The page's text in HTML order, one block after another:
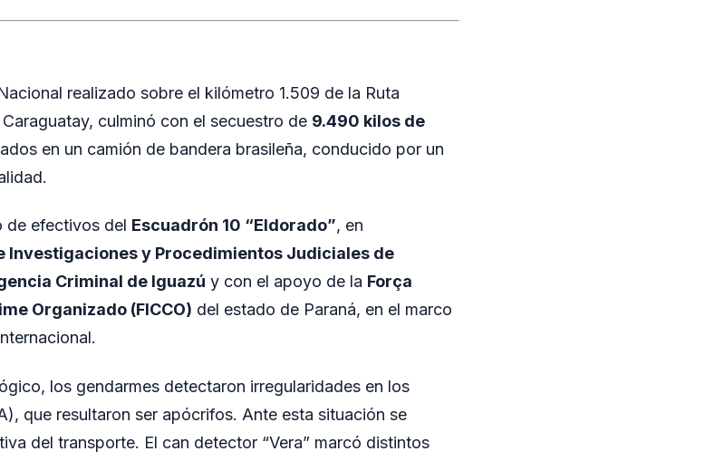
realizado sobre el kilómetro 1.509 de la Ruta
culminó con el secuestro de 9.490 kilos de
en un camión de bandera brasileña, conducido por un
de efectivos del Escuadrón 10 “Eldorado”, en
Investigaciones y Procedimientos Judiciales de
Criminal de Iguazú y con el apoyo de la Força
Organizado (FICCO) del estado de Paraná, en el marco
los gendarmes detectaron irregularidades en los
que resultaron ser apócrifos. Ante esta situación se
del transporte. El can detector “Vera” marcó distintos